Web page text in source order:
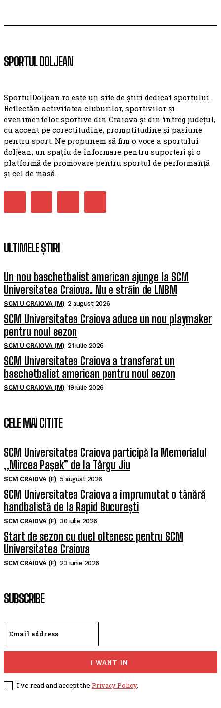
SPORTUL DOLJEAN
SportulDoljean.ro este un site de știri dedicat sportului.
Reflectăm activitatea cluburilor, sportivilor și
evenimentelor sportive din Craiova și din întreg județul,
cu accent pe corectitudine, promptitudine și pasiune
pentru sport. Ne propunem să fim o voce a sportului
doljean, un spațiu de informare pentru suporteri și o
platformă de promovare pentru sportul de performanță
și cel de masă.
ULTIMELE ȘTIRI
Un nou baschetbalist american ajunge la SCM
Universitatea Craiova. Nu e străin de LNBM
SCM U CRAIOVA (M) 2 august 2026
SCM Universitatea Craiova aduce un nou playmaker
pentru noul sezon
SCM U CRAIOVA (M) 21 iulie 2026
SCM Universitatea Craiova a transferat un
baschetbalist american pentru noul sezon
SCM U CRAIOVA (M) 19 iulie 2026
CELE MAI CITITE
SCM Universitatea Craiova participă la Memorialul
„Mircea Pașek” de la Târgu Jiu
SCM CRAIOVA (F) 5 august 2026
SCM Universitatea Craiova a împrumutat o tânără
handbalistă de la Rapid București
SCM CRAIOVA (F) 30 iulie 2026
Start de sezon cu duel oltenesc pentru SCM
Universitatea Craiova
SCM CRAIOVA (F) 23 iunie 2026
SUBSCRIBE
I WANT IN
I've read and accept the Privacy Policy.